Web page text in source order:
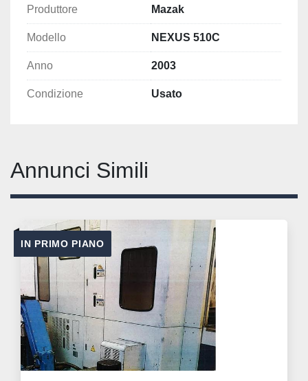
Produttore Mazak
Modello NEXUS 510C
Anno 2003
Condizione Usato
Annunci Simili
IN PRIMO PIANO